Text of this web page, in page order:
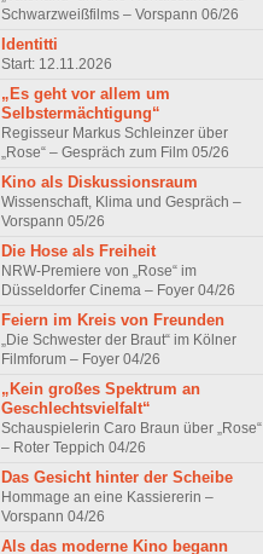
Schwarzweißfilms – Vorspann 06/26
Identitti
Start: 12.11.2026
„Es geht vor allem um
Selbstermächtigung“
Regisseur Markus Schleinzer über
„Rose“ – Gespräch zum Film 05/26
Kino als Diskussionsraum
Wissenschaft, Klima und Gespräch –
Vorspann 05/26
Die Hose als Freiheit
NRW-Premiere von „Rose“ im
Düsseldorfer Cinema – Foyer 04/26
Feiern im Kreis von Freunden
„Die Schwester der Braut“ im Kölner
Filmforum – Foyer 04/26
„Kein großes Spektrum an
Geschlechtsvielfalt“
Schauspielerin Caro Braun über „Rose“
– Roter Teppich 04/26
Das Gesicht hinter der Scheibe
Hommage an eine Kassiererin –
Vorspann 04/26
Als das moderne Kino begann